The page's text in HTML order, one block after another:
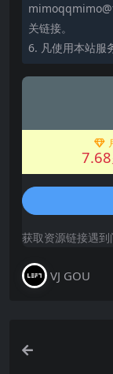
关链接。
6. 凡使用本站服
7.68
获取资源链接遇
VJ GOU